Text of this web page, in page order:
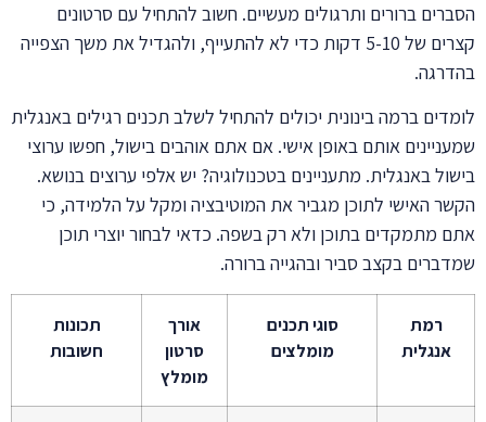
הסברים ברורים ותרגולים מעשיים. חשוב להתחיל עם סרטונים
קצרים של 5-10 דקות כדי לא להתעייף, ולהגדיל את משך הצפייה
בהדרגה.
לומדים ברמה בינונית יכולים להתחיל לשלב תכנים רגילים באנגלית
שמעניינים אותם באופן אישי. אם אתם אוהבים בישול, חפשו ערוצי
בישול באנגלית. מתעניינים בטכנולוגיה? יש אלפי ערוצים בנושא.
הקשר האישי לתוכן מגביר את המוטיבציה ומקל על הלמידה, כי
אתם מתמקדים בתוכן ולא רק בשפה. כדאי לבחור יוצרי תוכן
שמדברים בקצב סביר ובהגייה ברורה.
רמת
אנגלית
סוגי תכנים
מומלצים
אורך
סרטון
מומלץ
תכונות
חשובות